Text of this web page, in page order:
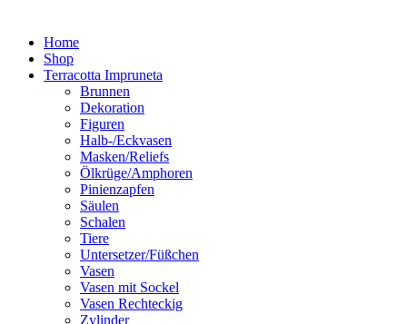
Home
Shop
Terracotta Impruneta
Brunnen
Dekoration
Figuren
Halb-/Eckvasen
Masken/Reliefs
Ölkrüge/Amphoren
Pinienzapfen
Säulen
Schalen
Tiere
Untersetzer/Füßchen
Vasen
Vasen mit Sockel
Vasen Rechteckig
Zylinder